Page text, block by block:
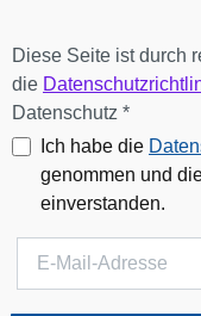
Diese Seite ist durch
die
Datenschutz *
Ich habe die
genommen und
einverstanden.